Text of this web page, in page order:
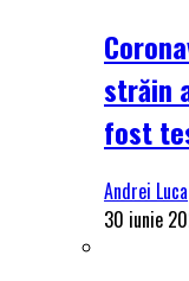
străin
fost
Andrei Luca
30 iunie